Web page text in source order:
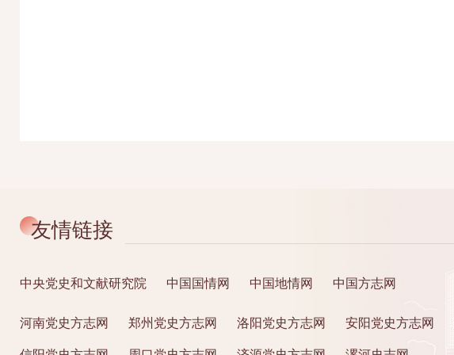
友情链接
中央党史和文献研究院 中国国情网 中国地情网 中国方志网
河南党史方志网 郑州党史方志网 洛阳党史方志网 安阳党史方志网